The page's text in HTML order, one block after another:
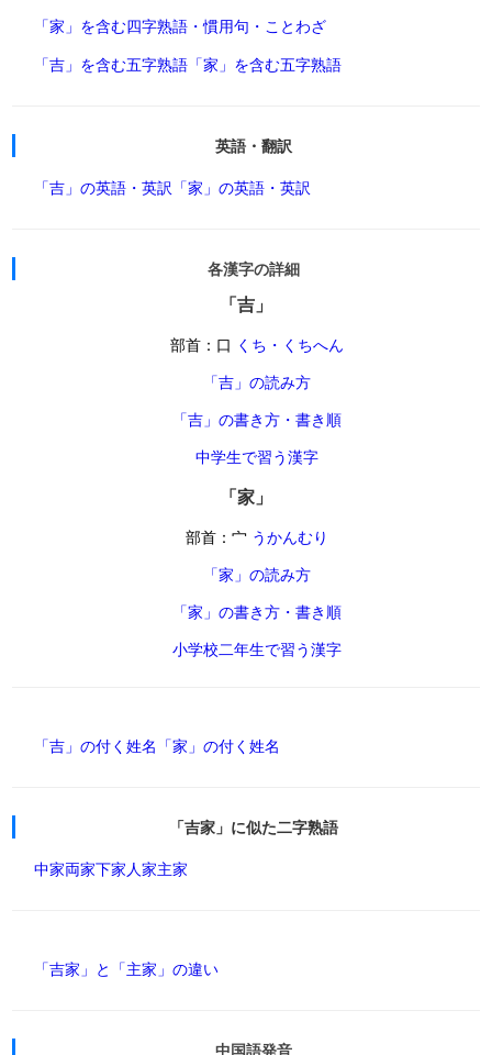
「家」を含む四字熟語・慣用句・ことわざ
「吉」を含む五字熟語 「家」を含む五字熟語
英語・翻訳
「吉」の英語・英訳 「家」の英語・英訳
各漢字の詳細
「吉」
部首：口 くち・くちへん
「吉」の読み方
「吉」の書き方・書き順
中学生で習う漢字
「家」
部首：宀 うかんむり
「家」の読み方
「家」の書き方・書き順
小学校二年生で習う漢字
「吉」の付く姓名 「家」の付く姓名
「吉家」に似た二字熟語
中家両家下家人家主家
「吉家」と「主家」の違い
中国語発音